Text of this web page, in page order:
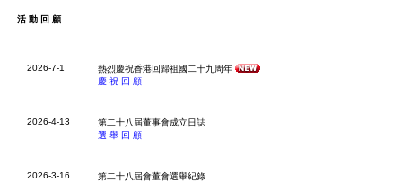
活動回顧
2026-7-1
熱烈慶祝香港回歸祖國二十九周年
慶祝回顧
2026-4-13
第二十八屆董事會成立日誌
選舉回顧
2026-3-16
第二十八屆會董會選舉紀錄